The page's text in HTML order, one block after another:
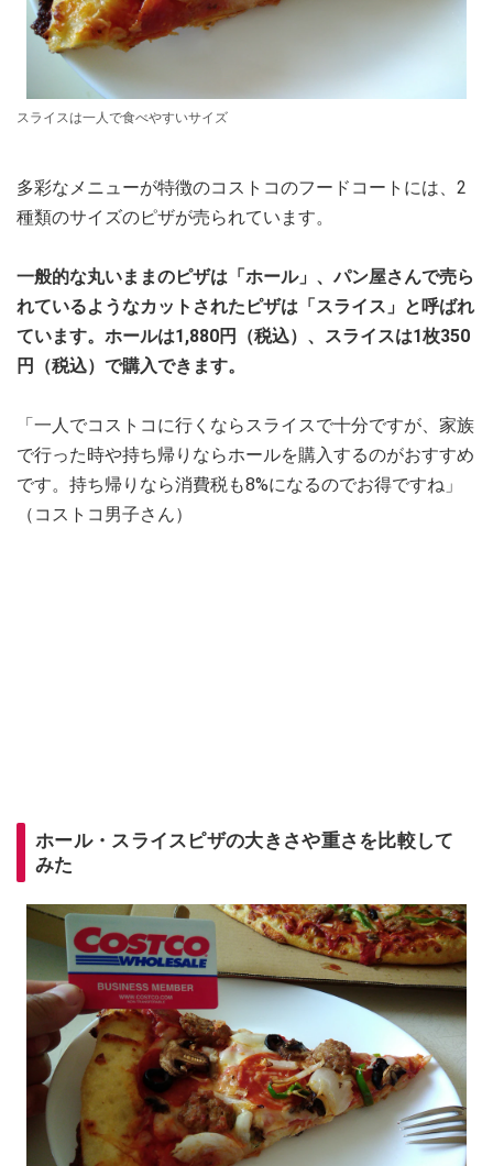
スライスは一人で食べやすいサイズ
多彩なメニューが特徴のコストコのフードコートには、2
種類のサイズのピザが売られています。
一般的な丸いままのピザは「ホール」、パン屋さんで売ら
れているようなカットされたピザは「スライス」と呼ばれ
ています。ホールは1,880円（税込）、スライスは1枚350
円（税込）で購入できます。
「一人でコストコに行くならスライスで十分ですが、家族
で行った時や持ち帰りならホールを購入するのがおすすめ
です。持ち帰りなら消費税も8%になるのでお得ですね」
（コストコ男子さん）
ホール・スライスピザの大きさや重さを比較して
みた